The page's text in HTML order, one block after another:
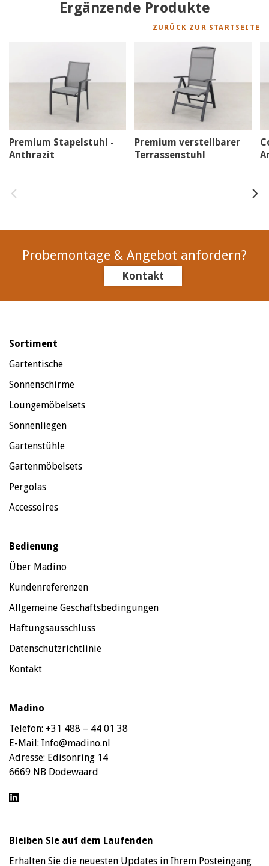
Ergänzende Produkte
ZURÜCK ZUR STARTSEITE
Premium Stapelstuhl -
Anthrazit
Premium verstellbarer
Terrassenstuhl
Probemontage & Angebot anfordern?
Kontakt
Sortiment
Gartentische
Sonnenschirme
Loungemöbelsets
Sonnenliegen
Gartenstühle
Gartenmöbelsets
Pergolas
Accessoires
Bedienung
Über Madino
Kundenreferenzen
Allgemeine Geschäftsbedingungen
Haftungsausschluss
Datenschutzrichtlinie
Kontakt
Madino
Telefon: +31 488 – 44 01 38
E-Mail: Info@madino.nl
Adresse: Edisonring 14
6669 NB Dodewaard
Bleiben Sie auf dem Laufenden
Erhalten Sie die neuesten Updates in Ihrem Posteingang